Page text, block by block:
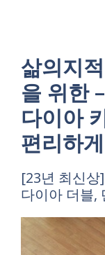
삶의지
을 위한
다이아
편리하
[23년 최신상
다이아 더블,